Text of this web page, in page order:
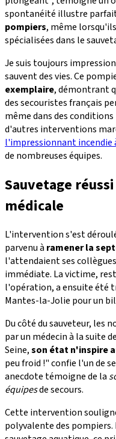
spontanéité illustre
pompiers, même
spécialisées dans le
Je suis toujours
sauvent des vies. Ce
exemplaire, démontrant
des secouristes français
même dans des
d'autres interventions
l'impressionnant incendie
de nombreuses équipes.
Sauvetage
médicale
L'intervention s'est
parvenu à ramener la
l'attendaient ses
immédiate. La victime,
l'opération, a ensuite été
Mantes-la-Jolie pour un
Du côté du sauveteur, les
par un médecin à la suite
Seine,son état n'inspire
peu froid !" confie l'un de
anecdote témoigne de la
équipesde secours.
Cette intervention
polyvalente des pompiers.